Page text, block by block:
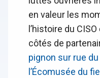
en valeur les
l’histoire du
côtés de
pignon sur rue
l’Écomusée du